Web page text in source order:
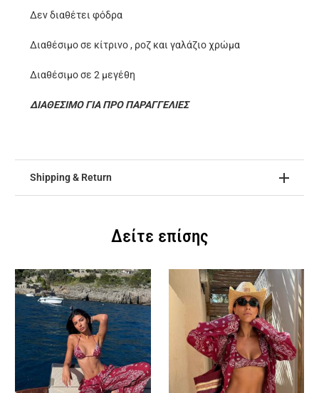
Δεν διαθέτει φόδρα
Διαθέσιμο σε κίτρινο , ροζ και γαλάζιο χρώμα
Διαθέσιμο σε 2 μεγέθη
ΔΙΑΘΕΣΙΜΟ ΓΙΑ ΠΡΟ ΠΑΡΑΓΓΕΛΙΕΣ
Shipping & Return
Δείτε επίσης